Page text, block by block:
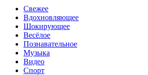
Свежее
Вдохновляющее
Шокирующее
Весёлое
Познавательное
Музыка
Видео
Спорт